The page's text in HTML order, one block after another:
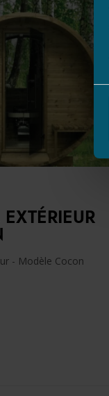
- Modèle Cocon